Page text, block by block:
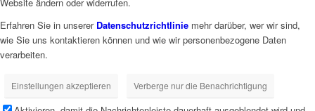
Erfahren Sie in unserer Datenschutzrichtlinie mehr darüber, wer wir sind,
wie Sie uns kontaktieren können und wie wir personenbezogene Daten
verarbeiten.
Einstellungen akzeptieren Verberge nur die Benachrichtigung